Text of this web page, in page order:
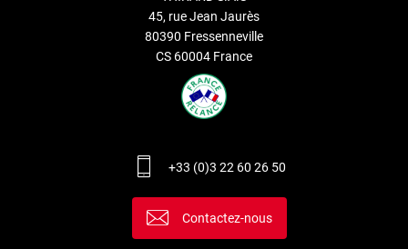
45, rue Jean Jaurès
80390 Fressenneville
CS 60004 France
+33 (0)3 22 60 26 50
Contactez-nous